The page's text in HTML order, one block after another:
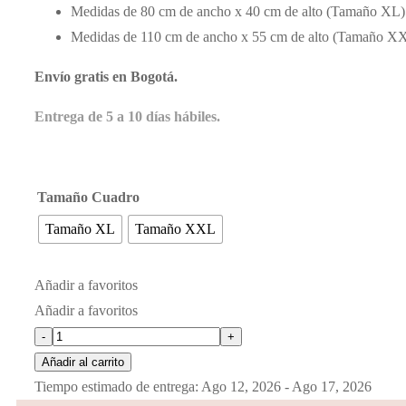
hasta
Medidas de 80 cm de ancho x 40 cm de alto (Tamaño
Medidas de 110 cm de ancho x 55 cm de alto (Tamaño
Envío gratis en Bogotá.
Entrega de 5 a 10 días hábiles.
Tamaño Cuadro
Tamaño XL Tamaño XXL
Añadir a favoritos
Añadir a favoritos
Bicicleta
cantidad
-
+
Añadir al carrito
Tiempo estimado de entrega: Ago 12, 2026 - Ago 17, 2026